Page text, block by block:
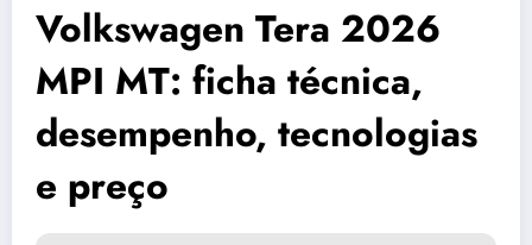
Volkswagen Tera 2026
MPI MT: ficha técnica,
desempenho, tecnologias
e preço